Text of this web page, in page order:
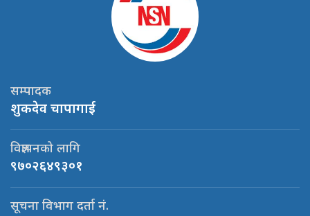
सम्पादक
शुकदेव चापागाई
विज्ञापनको लागि
९७०२६४९३०१
सूचना विभाग दर्ता नं.